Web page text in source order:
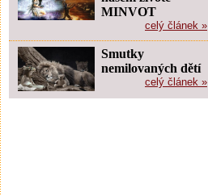
MINVOT
celý článek »
Smutky
nemilovaných dětí
celý článek »